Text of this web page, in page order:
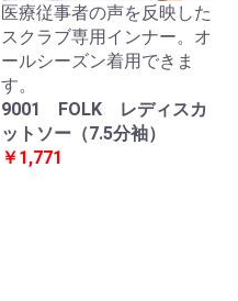
医療従事者の声を反映した
スクラブ専用インナー。オ
ールシーズン着用できま
す。
9001 FOLK レディスカ
ットソー（7.5分袖）
￥1,771